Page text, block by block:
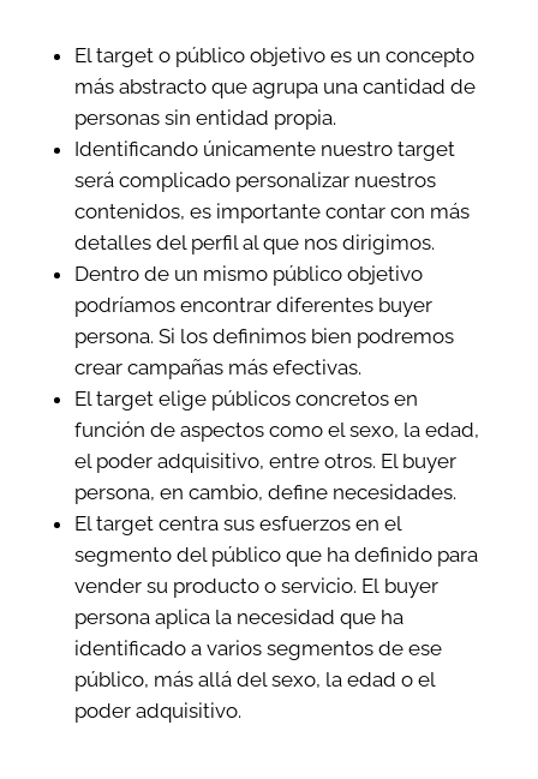
El target o público objetivo es un concepto
más abstracto que agrupa una cantidad de
personas sin entidad propia.
Identificando únicamente nuestro target
será complicado personalizar nuestros
contenidos, es importante contar con más
detalles del perfil al que nos dirigimos.
Dentro de un mismo público objetivo
podríamos encontrar diferentes buyer
persona. Si los definimos bien podremos
crear campañas más efectivas.
El target elige públicos concretos en
función de aspectos como el sexo, la edad,
el poder adquisitivo, entre otros. El buyer
persona, en cambio, define necesidades.
El target centra sus esfuerzos en el
segmento del público que ha definido para
vender su producto o servicio. El buyer
persona aplica la necesidad que ha
identificado a varios segmentos de ese
público, más allá del sexo, la edad o el
poder adquisitivo.